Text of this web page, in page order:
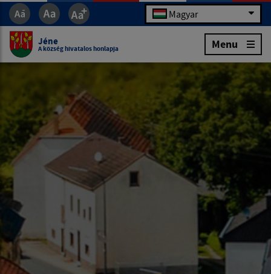
Magyar
Jéne
A község hivatalos honlapja Menu